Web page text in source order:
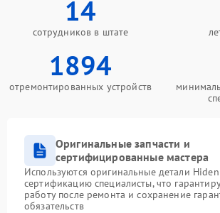
14
сотрудников в штате
1894
отремонтированных устройств
Оригинальные запчасти и
сертифицированные мастера
Используются оригинальные детали
сертификацию специалисты, что
работу после ремонта и сохранение
обязательств